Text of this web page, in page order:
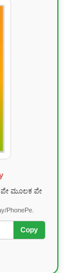
ಮೂಲಕ ಪೇ
PhonePe.
Copy